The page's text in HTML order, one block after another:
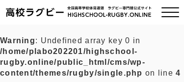
ご挨拶
Warning: Undefined array key 0 in
/home/plabo202201/highschool-
rugby.online/public_html/cms/wp-
content/themes/rugby/single.php on line4